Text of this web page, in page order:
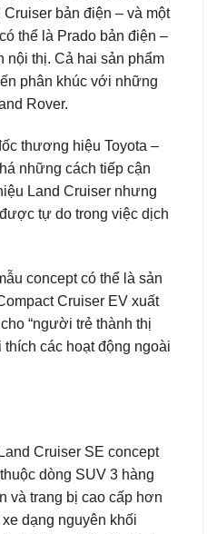
bản điện – và một
thể là Prado bản điện –
nội thị. Cả hai sản phẩm
phân khúc với những
Rover.
thương hiệu Toyota –
những cách tiếp cận
Land Cruiser nhưng
tự do trong việc dịch
concept có thể là sản
Cruiser EV xuất
“người trẻ thành thị
các hoạt động ngoài
Cruiser SE concept
dòng SUV 3 hàng
và trang bị cao cấp hơn
dạng nguyên khối